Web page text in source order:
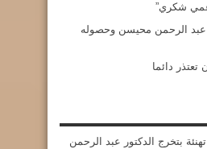
شكري”
عبد الرحمن محيسن وحصوله
دائما
تهنئة بتخرج الدكتور عبد الرحمن